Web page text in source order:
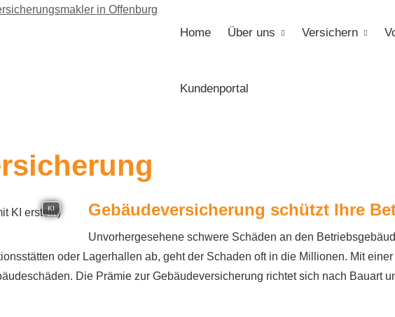
Home Über uns Versichern
Kundenportal
KI Ge­bäude­ver­si­che­rung schützt Ihre
Unvorhergesehene schwere Schäden an den
oder Lagerhallen ab, geht der Schaden oft in die Millionen. Mit
Die Prämie zur Ge­bäude­ver­si­che­rung richtet sich nach Bauart